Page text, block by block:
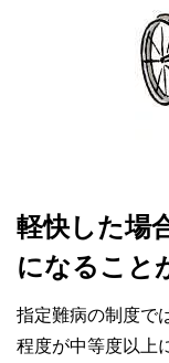
軽快した場
になること
指定難病の制度で
程度が中等度以上